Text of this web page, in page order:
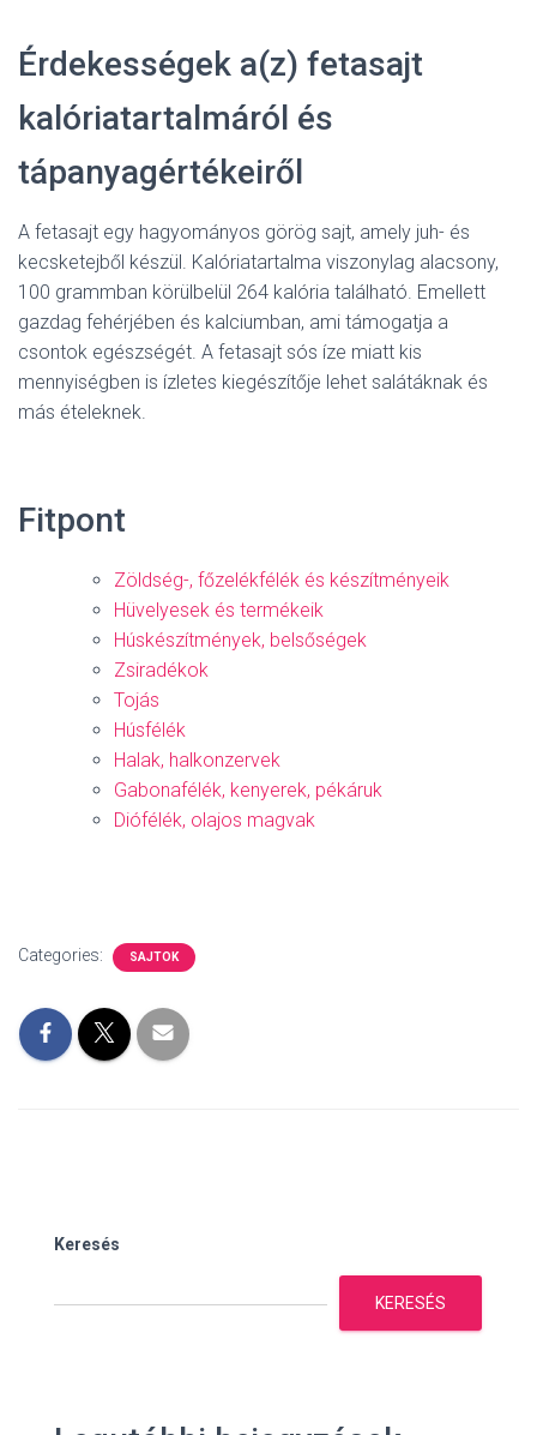
Érdekességek a(z) fetasajt
kalóriatartalmáról és
tápanyagértékeiről
A fetasajt egy hagyományos görög sajt, amely juh- és
kecsketejből készül. Kalóriatartalma viszonylag alacsony,
100 grammban körülbelül 264 kalória található. Emellett
gazdag fehérjében és kalciumban, ami támogatja a
csontok egészségét. A fetasajt sós íze miatt kis
mennyiségben is ízletes kiegészítője lehet salátáknak és
más ételeknek.
Fitpont
Zöldség-, főzelékfélék és készítményeik
Hüvelyesek és termékeik
Húskészítmények, belsőségek
Zsiradékok
Tojás
Húsfélék
Halak, halkonzervek
Gabonafélék, kenyerek, pékáruk
Diófélék, olajos magvak
Categories: SAJTOK
Keresés
KERESÉS